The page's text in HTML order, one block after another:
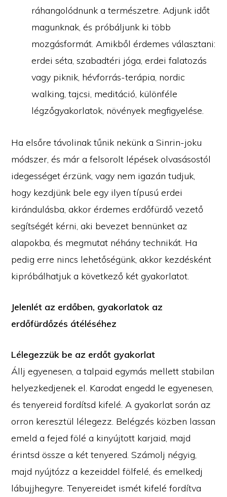
ráhangolódnunk a természetre. Adjunk időt
magunknak, és próbáljunk ki több
mozgásformát. Amikből érdemes választani:
erdei séta, szabadtéri jóga, erdei falatozás
vagy piknik, hévforrás-terápia, nordic
walking, tajcsi, meditáció, különféle
légzőgyakorlatok, növények megfigyelése.
Ha elsőre távolinak tűnik nekünk a Sinrin-joku
módszer, és már a felsorolt lépések olvasásostól
idegességet érzünk, vagy nem igazán tudjuk,
hogy kezdjünk bele egy ilyen típusú erdei
kirándulásba, akkor érdemes erdőfürdő vezető
segítségét kérni, aki bevezet bennünket az
alapokba, és megmutat néhány technikát. Ha
pedig erre nincs lehetőségünk, akkor kezdésként
kipróbálhatjuk a következő két gyakorlatot.
Jelenlét az erdőben, gyakorlatok az
erdőfürdőzés átéléséhez
Lélegezzük be az erdőt gyakorlat
Állj egyenesen, a talpaid egymás mellett stabilan
helyezkedjenek el. Karodat engedd le egyenesen,
és tenyereid fordítsd kifelé. A gyakorlat során az
orron keresztül lélegezz. Belégzés közben lassan
emeld a fejed fölé a kinyújtott karjaid, majd
érintsd össze a két tenyered. Számolj négyig,
majd nyújtózz a kezeiddel fölfelé, és emelkedj
lábujjhegyre. Tenyereidet ismét kifelé fordítva